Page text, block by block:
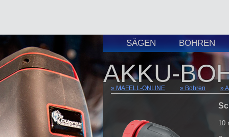
SÄGEN BOHREN
AKKU-
MAFELL-ONLINE Bohren
10